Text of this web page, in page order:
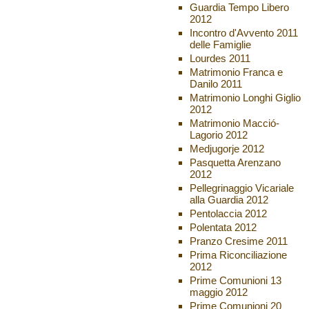
Guardia Tempo Libero
2012
Incontro d'Avvento 2011
delle Famiglie
Lourdes 2011
Matrimonio Franca e
Danilo 2011
Matrimonio Longhi Giglio
2012
Matrimonio Macció-
Lagorio 2012
Medjugorje 2012
Pasquetta Arenzano
2012
Pellegrinaggio Vicariale
alla Guardia 2012
Pentolaccia 2012
Polentata 2012
Pranzo Cresime 2011
Prima Riconciliazione
2012
Prime Comunioni 13
maggio 2012
Prime Comunioni 20